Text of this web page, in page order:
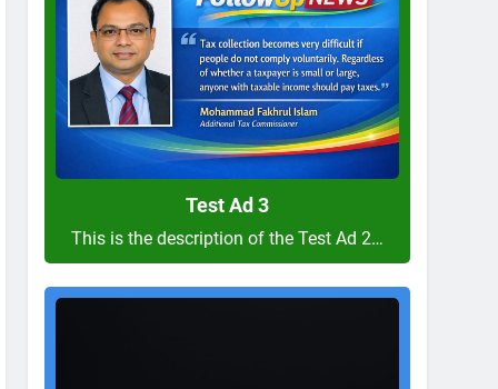
3
Test Ad 3
This is the description of the Test Ad 2…